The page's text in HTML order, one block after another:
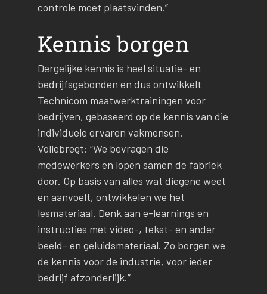
controle moet plaatsvinden.”
Kennis borgen
Dergelijke kennis is heel situatie- en
bedrijfsgebonden en dus ontwikkelt
Technicom maatwerktrainingen voor
bedrijven, gebaseerd op de kennis van die
individuele ervaren vakmensen.
Vollebregt: “We bevragen die
medewerkers en lopen samen de fabriek
door. Op basis van alles wat diegene weet
en aanvoelt, ontwikkelen we het
lesmateriaal. Denk aan e-learnings en
instructies met video-, tekst- en ander
beeld- en geluidsmateriaal. Zo borgen we
de kennis voor de industrie, voor ieder
bedrijf afzonderlijk.”